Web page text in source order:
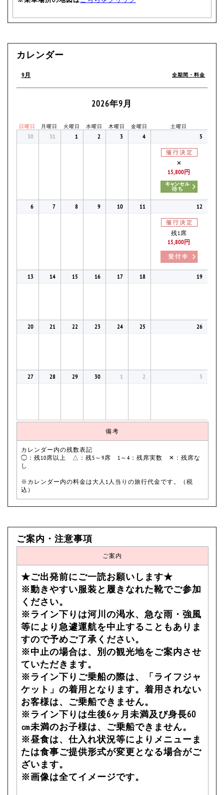
カレンダー
9月 全期間・料金
2026年9月
日曜日 月曜日 火曜日 水曜日 木曜日 金曜日 土曜日
30 31 1 2 3 4 5
✕
15,800円
6 7 8 9 10 11 12
残1席
15,800円
13 14 15 16 17 18 19
20 21 22 23 24 25 26
27 28 29 30 1 2 3
備考
カレンダー内の残数表記
◯：残10席以上 △：残5～9席 1～4：残席実数 ✕：残席な
し
※カレンダー内の料金は大人1人当りの旅行代金です。（税
込）
ご案内・注意事項
ご案内
★ご出発前にご一読お願いします★
※動きやすい服装と履きなれた靴でご参加
ください。
※ライン下りは河川の渇水、急な雨・強風
等により急遽運航を中止することもありま
すので予めご了承ください。
※中止の場合は、別の観光地をご案内させ
ていただきます。
※ライン下りご乗船の際は、「ライフジャ
ケット」の着用となります。着用されない
お客様は、ご乗船できません。
※ライン下りは生後6ヶ月未満及び身長60
㎝未満のお子様は、ご乗船できません。
※昼食は、仕入れ状況等によりメニューま
たは食事ご提供形式が変更となる場合がご
ざいます。
※画像は全てイメージです。